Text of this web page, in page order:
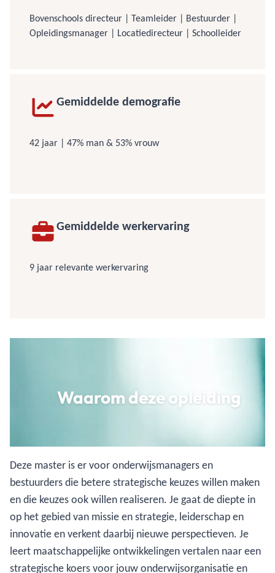
Bovenschools directeur | Teamleider | Bestuurder |
Opleidingsmanager | Locatiedirecteur | Schoolleider
Gemiddelde demografie
42 jaar | 47% man & 53% vrouw
Gemiddelde werkervaring
9 jaar relevante werkervaring
Waarom deze opleiding
Deze master is er voor onderwijsmanagers en
bestuurders die betere strategische keuzes willen maken
en die keuzes ook willen realiseren. Je gaat de diepte in
op het gebied van missie en strategie, leiderschap en
innovatie en verkent daarbij nieuwe perspectieven. Je
leert maatschappelijke ontwikkelingen vertalen naar een
strategische koers voor jouw onderwijsorganisatie en